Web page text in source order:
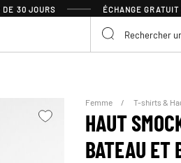
DE 30 JOURS ÉCHANGE GRATUIT
Femme T-shirts &
HAUT
BATEAU ET